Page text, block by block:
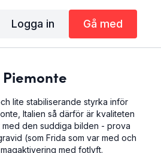
Logga in Gå med
lite stabiliserande styrka inför
Italien så därför är kvaliteten
med den suddiga bilden - prova
(som Frida som var med och
med fotlyft.